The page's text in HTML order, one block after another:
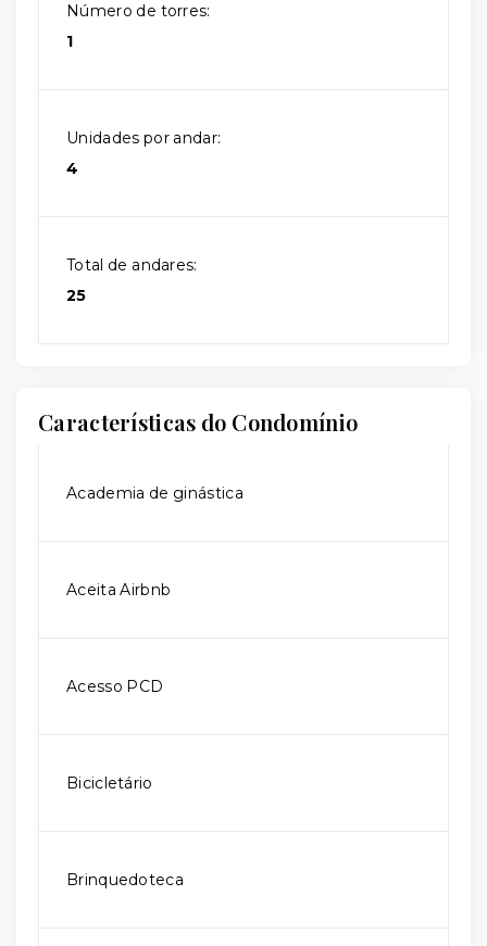
Número de torres:
1
Unidades por andar:
4
Total de andares:
25
Características do Condomínio
Academia de ginástica
Aceita Airbnb
Acesso PCD
Bicicletário
Brinquedoteca